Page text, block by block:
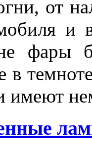
от
и
фары
в
имеют